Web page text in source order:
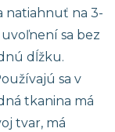
natiahnuť na 3-
sa bez
dĺžku.
sa v
tkanina má
tvar, má